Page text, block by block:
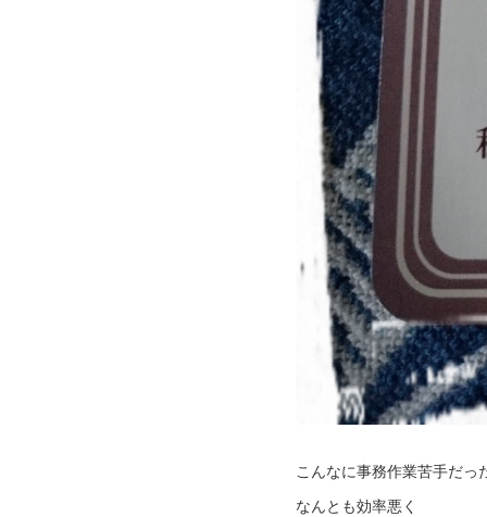
こんなに事務作業苦手だっ
なんとも効率悪く